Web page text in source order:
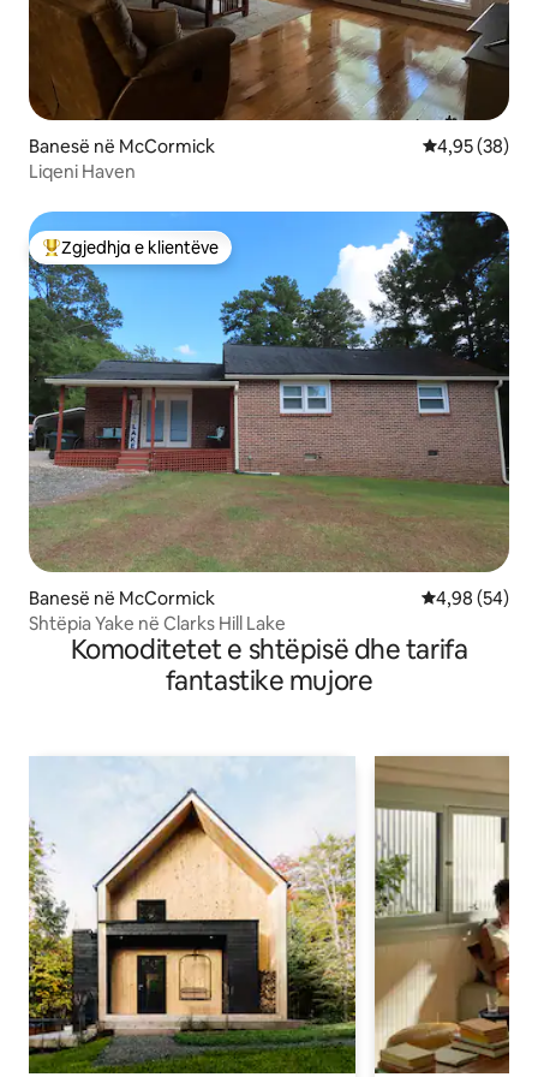
Banesë në McCormick Vlerësimi
4,95 (38)
Liqeni Haven
Më të mirat e zgjedhjeve të klientëve
Zgjedhja e klientëve
Banesë në McCormick Vlerësimi
4,98 (54)
Shtëpia Yake në Clarks Hill Lake
Komoditetet e shtëpisë dhe tarifa
fantastike mujore